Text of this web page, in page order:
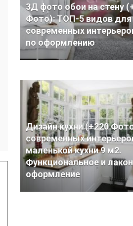
3Д фото обои на стену
Фото): ТОП-5 видов для
современных
по оформлению
Дизайн кухни (+220
современных
маленькой кухни 9 м2.
Функциональное и
оформление